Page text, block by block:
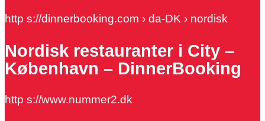
http s://dinnerbooking.com › da-DK › nordisk
Nordisk restauranter i City –
København – DinnerBooking
http s://www.nummer2.dk